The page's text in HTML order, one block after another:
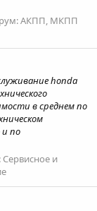
АКПП, МКПП
honda
в среднем по
по
Сервисное и